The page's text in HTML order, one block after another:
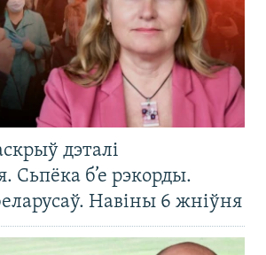
дэталі
Сьпёка б’е рэкорды.
Навіны 6 жніўня